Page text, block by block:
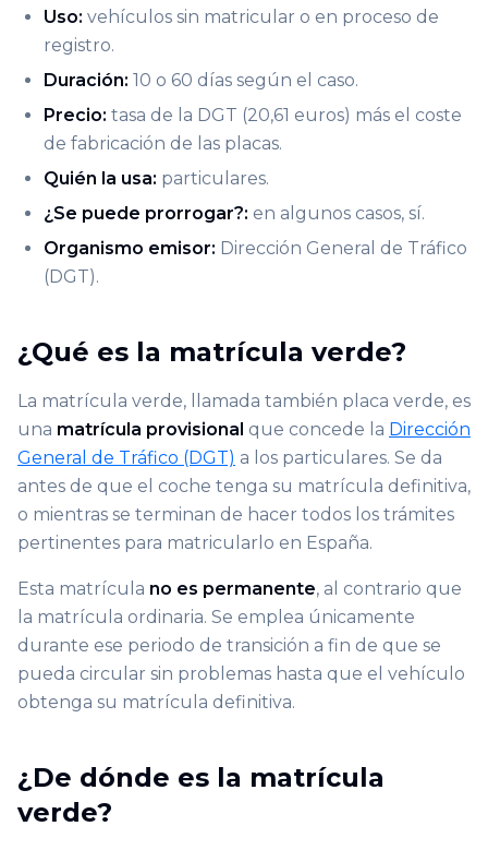
Uso: vehículos sin matricular o en proceso de
registro.
Duración: 10 o 60 días según el caso.
Precio: tasa de la DGT (20,61 euros) más el coste
de fabricación de las placas.
Quién la usa: particulares.
¿Se puede prorrogar?: en algunos casos, sí.
Organismo emisor: Dirección General de Tráfico
(DGT).
¿Qué es la matrícula verde?
La matrícula verde, llamada también placa verde, es
una matrícula provisional que concede la Dirección
General de Tráfico (DGT) a los particulares. Se da
antes de que el coche tenga su matrícula definitiva,
o mientras se terminan de hacer todos los trámites
pertinentes para matricularlo en España.
Esta matrícula no es permanente, al contrario que
la matrícula ordinaria. Se emplea únicamente
durante ese periodo de transición a fin de que se
pueda circular sin problemas hasta que el vehículo
obtenga su matrícula definitiva.
¿De dónde es la matrícula
verde?